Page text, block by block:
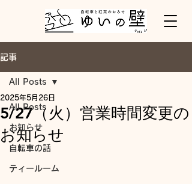
記事
All Posts
お知らせ
自転車の話
ティールーム
All Posts
5/27（火）営業時間変更の
お知らせ
2025年5月26日